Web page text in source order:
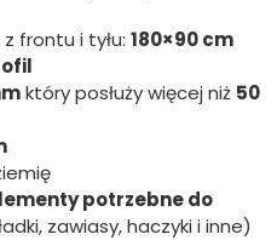
frontu i tyłu: 180×90 cm
który posłuży więcej niż 50
potrzebne do
zawiasy, haczyki i inne)